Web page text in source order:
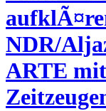
NDR/
ARTE